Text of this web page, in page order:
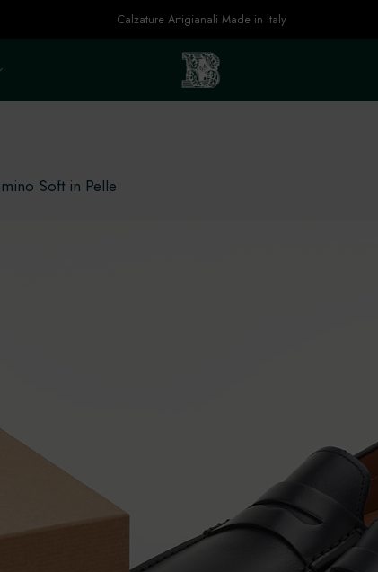
Calzature Artigianali Made in Italy
Soft in Pelle